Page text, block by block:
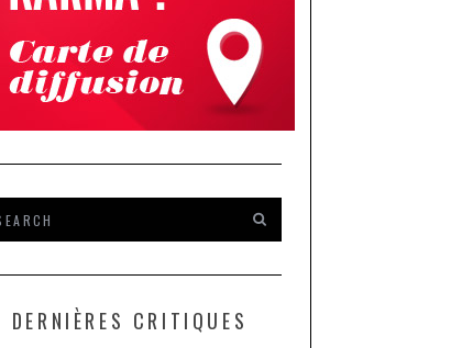
DERNIÈRES CRITIQUES